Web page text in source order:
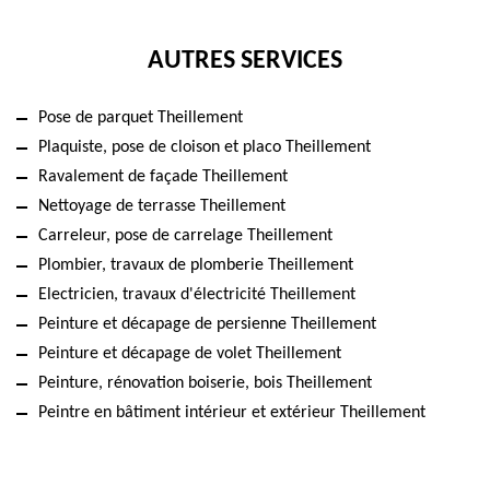
AUTRES SERVICES
Pose de parquet Theillement
Plaquiste, pose de cloison et placo Theillement
Ravalement de façade Theillement
Nettoyage de terrasse Theillement
Carreleur, pose de carrelage Theillement
Plombier, travaux de plomberie Theillement
Electricien, travaux d'électricité Theillement
Peinture et décapage de persienne Theillement
Peinture et décapage de volet Theillement
Peinture, rénovation boiserie, bois Theillement
Peintre en bâtiment intérieur et extérieur Theillement